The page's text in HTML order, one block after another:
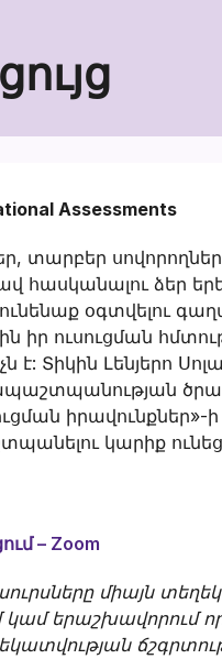
Assessments
տարբեր
հասկանալու ձեր
օգտվելու
իր ուսուցման
է: Տիկին Լենյերո
կարիք
– Zoom
միայն
կամ երաշխավորում